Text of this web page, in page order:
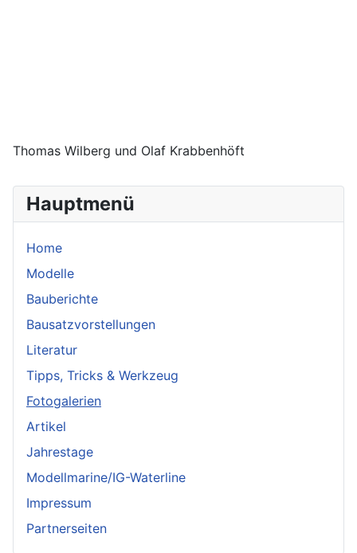
Hauptmenü
Home
Modelle
Bauberichte
Bausatzvorstellungen
Literatur
Tipps, Tricks & Werkzeug
Fotogalerien
Artikel
Jahrestage
Modellmarine/IG-Waterline
Impressum
Partnerseiten
Thomas Wilberg und Olaf Krabbenhöft